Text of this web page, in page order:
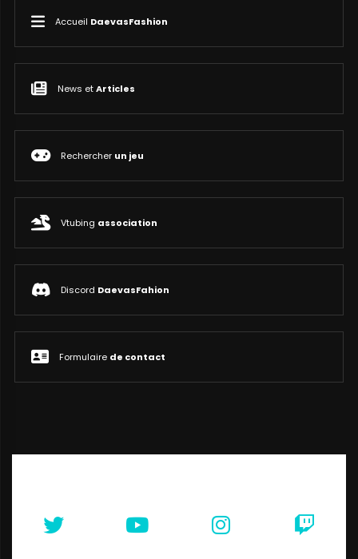
Accueil DaevasFashion
News etArticles
Rechercher un jeu
Vtubing association
Discord DaevasFahion
Formulaire de contact